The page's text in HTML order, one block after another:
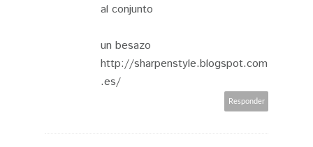
al conjunto
un besazo
http://sharpenstyle.blogspot.com
.es/
Responder